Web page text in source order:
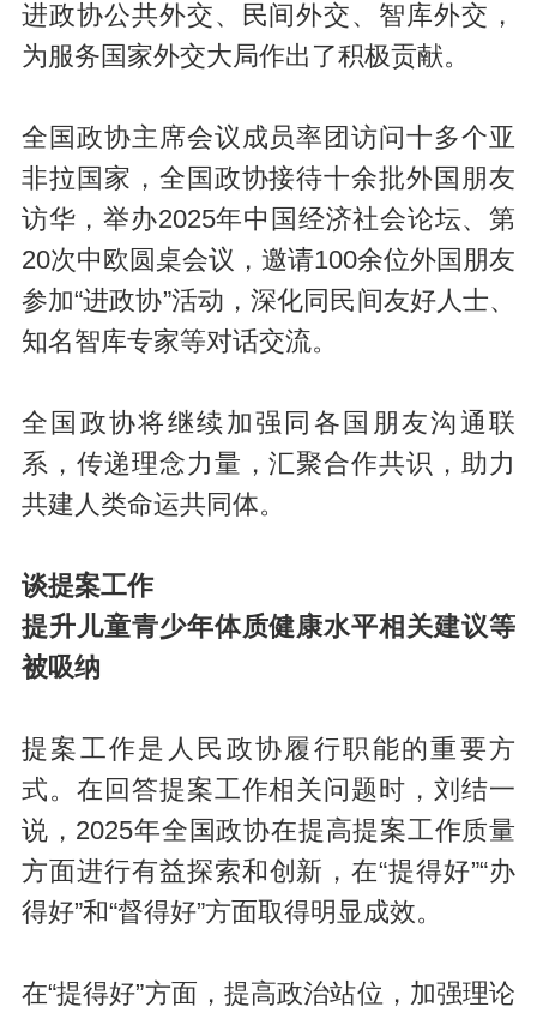
进政协公共外交、民间外交、智库外交，
为服务国家外交大局作出了积极贡献。
全国政协主席会议成员率团访问十多个亚
非拉国家，全国政协接待十余批外国朋友
访华，举办2025年中国经济社会论坛、第
20次中欧圆桌会议，邀请100余位外国朋友
参加“进政协”活动，深化同民间友好人士、
知名智库专家等对话交流。
全国政协将继续加强同各国朋友沟通联
系，传递理念力量，汇聚合作共识，助力
共建人类命运共同体。
谈提案工作
提升儿童青少年体质健康水平相关建议等
被吸纳
提案工作是人民政协履行职能的重要方
式。在回答提案工作相关问题时，刘结一
说，2025年全国政协在提高提案工作质量
方面进行有益探索和创新，在“提得好”“办
得好”和“督得好”方面取得明显成效。
在“提得好”方面，提高政治站位，加强理论